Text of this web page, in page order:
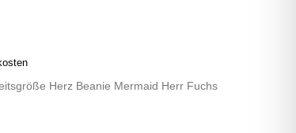
Herz Beanie Mermaid Herr Fuchs